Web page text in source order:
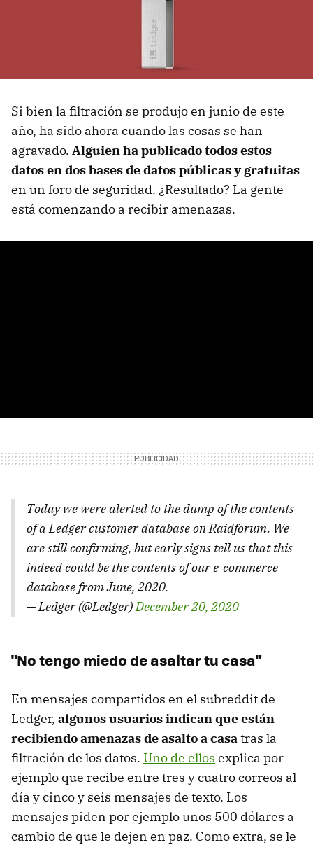
Si bien la filtración se produjo en junio de este
año, ha sido ahora cuando las cosas se han
agravado. Alguien ha publicado todos estos
datos en dos bases de datos públicas y gratuitas
en un foro de seguridad. ¿Resultado? La gente
está comenzando a recibir amenazas.
Today we were alerted to the dump of the contents
of a Ledger customer database on Raidforum. We
are still confirming, but early signs tell us that this
indeed could be the contents of our e-commerce
database from June, 2020.
— Ledger (@Ledger)December 20, 2020
"No tengo miedo de asaltar tu casa"
En mensajes compartidos en el subreddit de
Ledger, algunos usuarios indican que están
recibiendo amenazas de asalto a casatras la
filtración de los datos. Uno de ellos explica por
ejemplo que recibe entre tres y cuatro correos al
día y cinco y seis mensajes de texto. Los
mensajes piden por ejemplo unos 500 dólares a
cambio de que le dejen en paz. Como extra, se le